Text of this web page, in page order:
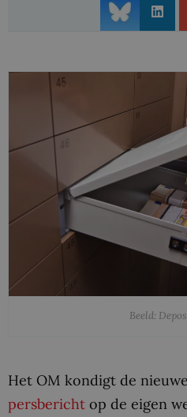
Beeld:
Het OM kondigt de
persbericht op de eigen